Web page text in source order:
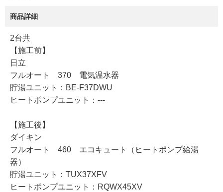
商品詳細
2台共
【施工前】
日立
フルオート 370 電気温水器
貯湯ユニット：BE-F37DWU
ヒートポンプユニット：---
【施工後】
ダイキン
フルオート 460 エコキュート（ヒートポンプ給湯
器）
貯湯ユニット：TUX37XFV
ヒートポンプユニット：RQWX45XV